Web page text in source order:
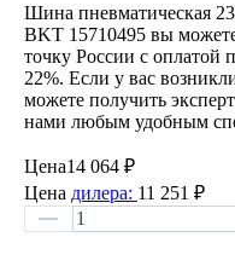
Шина пневматическая
BKT 15710495 вы
точку России с оплатой
22%. Если у вас
можете получить
нами любым удобным
Цена14 064 ₽
Цена дилера: 11 251 ₽